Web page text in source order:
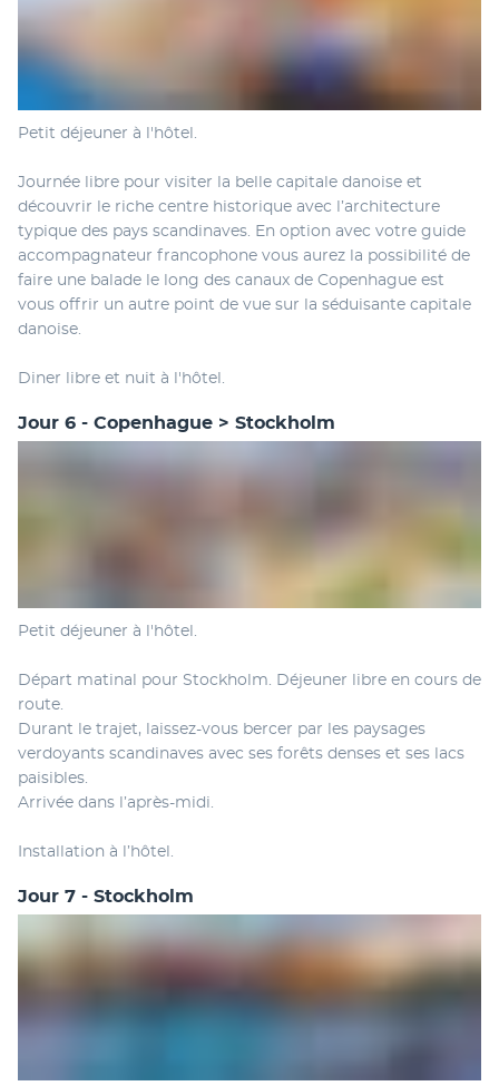
Petit déjeuner à l'hôtel.
Journée libre pour visiter la belle capitale danoise et
découvrir le riche centre historique avec l’architecture
typique des pays scandinaves. En option avec votre guide
accompagnateur francophone vous aurez la possibilité de
faire une balade le long des canaux de Copenhague est
vous offrir un autre point de vue sur la séduisante capitale
danoise.
Diner libre et nuit à l'hôtel.
Jour 6 - Copenhague > Stockholm
Petit déjeuner à l'hôtel.
Départ matinal pour Stockholm. Déjeuner libre en cours de
route.
Durant le trajet, laissez-vous bercer par les paysages
verdoyants scandinaves avec ses forêts denses et ses lacs
paisibles.
Arrivée dans l’après-midi.
Installation à l’hôtel.
Jour 7 - Stockholm